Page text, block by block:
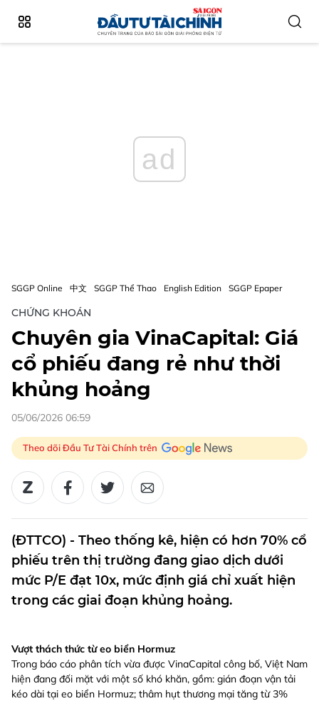
ad
SGGP Online 中文 SGGP Thể Thao English Edition SGGP Epaper
CHỨNG KHOÁN
Chuyên gia VinaCapital: Giá
cổ phiếu đang rẻ như thời
khủng hoảng
05/06/2026 06:59
Theo dõi Đầu Tư Tài Chính trên
(ĐTTCO) - Theo thống kê, hiện có hơn 70% cổ
phiếu trên thị trường đang giao dịch dưới
mức P/E đạt 10x, mức định giá chỉ xuất hiện
trong các giai đoạn khủng hoảng.
Vượt thách thức từ eo biển Hormuz
Trong báo cáo phân tích vừa được VinaCapital công bố, Việt Nam
hiện đang đối mặt với một số khó khăn, gồm: gián đoạn vận tải
kéo dài tại eo biển Hormuz; thâm hụt thương mại tăng từ 3%